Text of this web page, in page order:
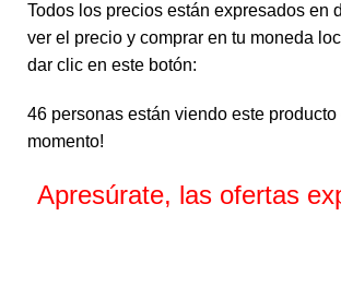
Todos los precios están expresados en
ver el precio y comprar en tu moneda
dar clic en este botón:
46 personas están viendo este producto
momento!
Apresúrate, las ofertas